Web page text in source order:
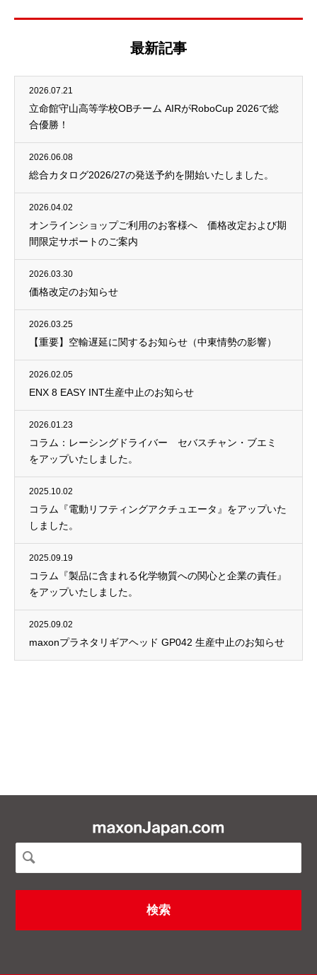
最新記事
2026.07.21
立命館守山高等学校OBチーム AIRがRoboCup 2026で総
合優勝！
2026.06.08
総合カタログ2026/27の発送予約を開始いたしました。
2026.04.02
オンラインショップご利用のお客様へ 価格改定および期
間限定サポートのご案内
2026.03.30
価格改定のお知らせ
2026.03.25
【重要】空輸遅延に関するお知らせ（中東情勢の影響）
2026.02.05
ENX 8 EASY INT生産中止のお知らせ
2026.01.23
コラム：レーシングドライバー セバスチャン・ブエミ
をアップいたしました。
2025.10.02
コラム『電動リフティングアクチュエータ』をアップいた
しました。
2025.09.19
コラム『製品に含まれる化学物質への関心と企業の責任』
をアップいたしました。
2025.09.02
maxonプラネタリギアヘッド GP042 生産中止のお知らせ